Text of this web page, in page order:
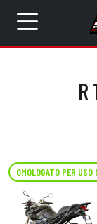
R
OMOLOGATO PER USO